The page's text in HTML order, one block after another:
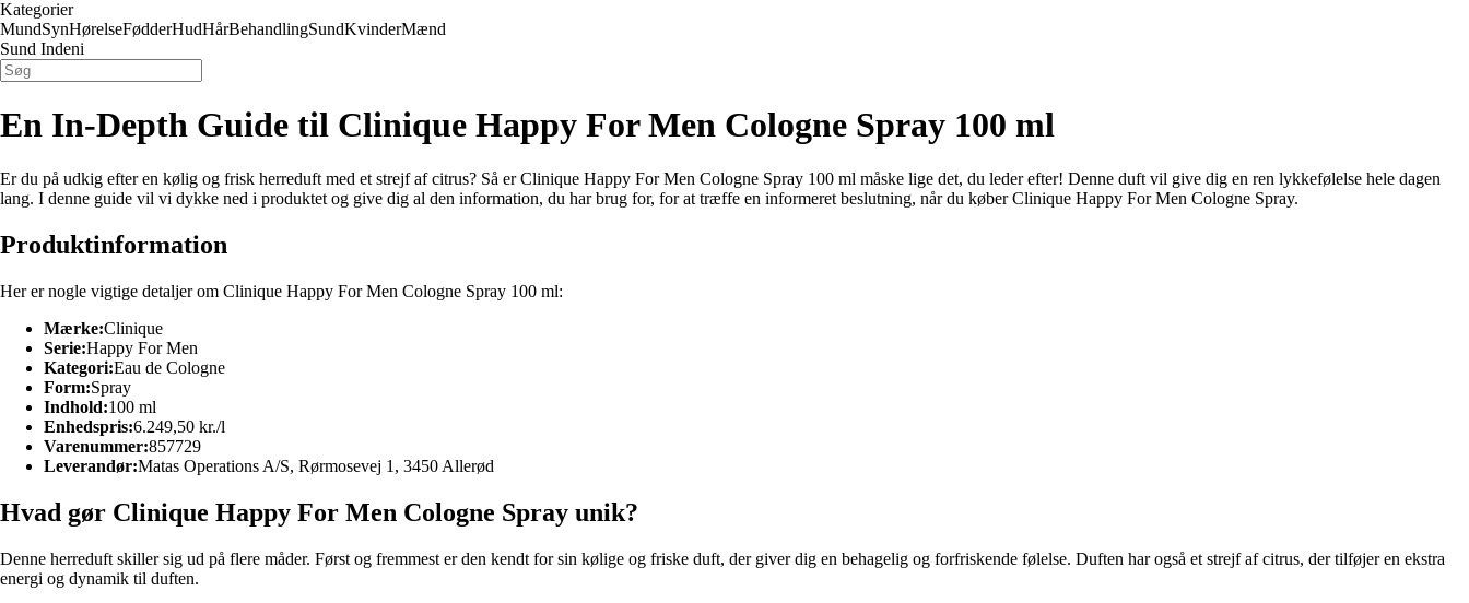
Kategorier
MundSynHørelseFødderHudHårBehandlingSundKvinderMænd
Sund Indeni
En In-Depth Guide til Clinique Happy For Men Cologne Spray 100 ml
Er du på udkig efter en kølig og frisk herreduft med et strejf af citrus? Så er Clinique Happy For Men Cologne Spray 100 ml måske lige det, du leder efter! Denne duft vil give dig en ren lykkefølelse hele dagen
lang. I denne guide vil vi dykke ned i produktet og give dig al den information, du har brug for, for at træffe en informeret beslutning, når du køber Clinique Happy For Men Cologne Spray.
Produktinformation
Her er nogle vigtige detaljer om Clinique Happy For Men Cologne Spray 100 ml:
Mærke:Clinique
Serie:Happy For Men
Kategori:Eau de Cologne
Form:Spray
Indhold:100 ml
Enhedspris:6.249,50 kr./l
Varenummer:857729
Leverandør:Matas Operations A/S, Rørmosevej 1, 3450 Allerød
Hvad gør Clinique Happy For Men Cologne Spray unik?
Denne herreduft skiller sig ud på flere måder. Først og fremmest er den kendt for sin kølige og friske duft, der giver dig en behagelig og forfriskende følelse. Duften har også et strejf af citrus, der tilføjer en ekstra
energi og dynamik til duften.